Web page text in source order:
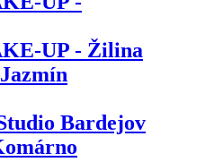
UP - Žilina
Bardejov